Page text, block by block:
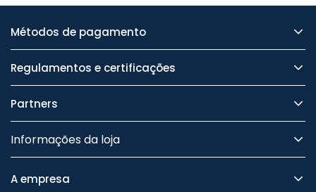
Métodos de pagamento
Regulamentos e certificações
Partners
Informações da loja
A empresa